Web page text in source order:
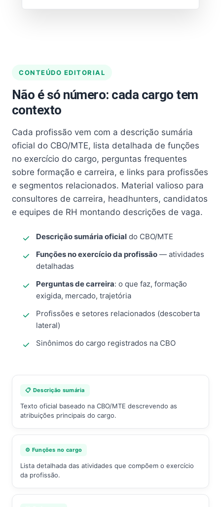
CONTEÚDO EDITORIAL
Não é só número: cada cargo tem
contexto
Cada profissão vem com a descrição sumária
oficial do CBO/MTE, lista detalhada de funções
no exercício do cargo, perguntas frequentes
sobre formação e carreira, e links para profissões
e segmentos relacionados. Material valioso para
consultores de carreira, headhunters, candidatos
e equipes de RH montando descrições de vaga.
Descrição sumária oficial do CBO/MTE
Funções no exercício da profissão — atividades
detalhadas
Perguntas de carreira: o que faz, formação
exigida, mercado, trajetória
Profissões e setores relacionados (descoberta
lateral)
Sinônimos do cargo registrados na CBO
📋 Descrição sumária
Texto oficial baseado na CBO/MTE descrevendo as
atribuições principais do cargo.
⚙️ Funções no cargo
Lista detalhada das atividades que compõem o exercício
da profissão.